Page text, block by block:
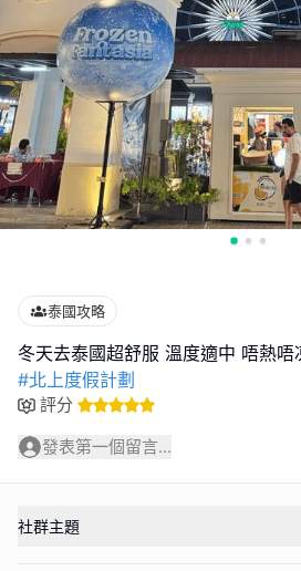
泰國攻略
#北上度假計劃
評分
發表第一個留言...
社群主題